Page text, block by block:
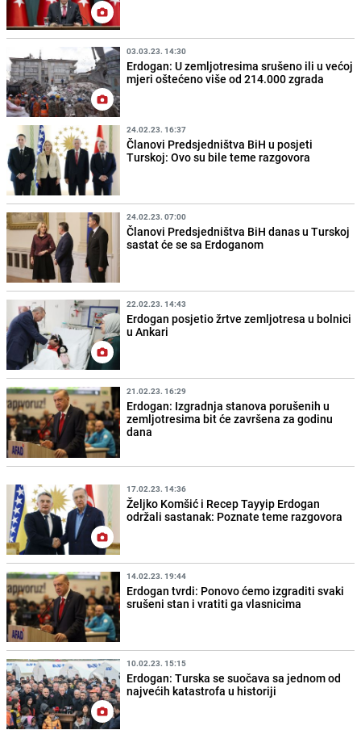
03.03.23. 14:30
Erdogan: U zemljotresima srušeno ili u većoj
mjeri oštećeno više od 214.000 zgrada
24.02.23. 16:37
Članovi Predsjedništva BiH u posjeti
Turskoj: Ovo su bile teme razgovora
24.02.23. 07:00
Članovi Predsjedništva BiH danas u Turskoj
sastat će se sa Erdoganom
22.02.23. 14:43
Erdogan posjetio žrtve zemljotresa u bolnici
u Ankari
21.02.23. 16:29
Erdogan: Izgradnja stanova porušenih u
zemljotresima bit će završena za godinu
dana
17.02.23. 14:36
Željko Komšić i Recep Tayyip Erdogan
održali sastanak: Poznate teme razgovora
14.02.23. 19:44
Erdogan tvrdi: Ponovo ćemo izgraditi svaki
srušeni stan i vratiti ga vlasnicima
10.02.23. 15:15
Erdogan: Turska se suočava sa jednom od
najvećih katastrofa u historiji